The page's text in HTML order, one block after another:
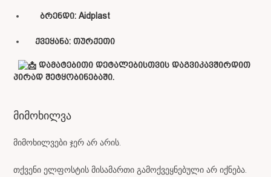
ბრენდი: Aidplast
ქვეყანა: თურქეთი
დამატებითი დეტალებისთვის დაგვიკავშირდით
პირად შეტყობინებაში.
მიმოხილვა
მიმოხილვები ჯერ არ არის.
თქვენი ელფოსტის მისამართი გამოქვეყნებული არ იქნება.